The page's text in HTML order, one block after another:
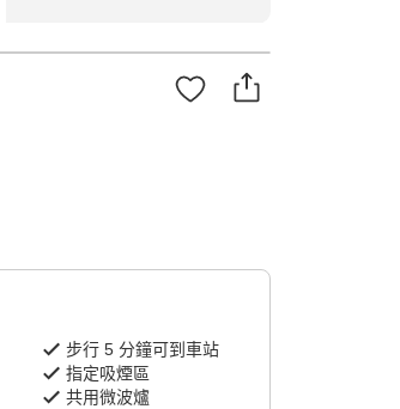
步行 5 分鐘可到車站
指定吸煙區
共用微波爐